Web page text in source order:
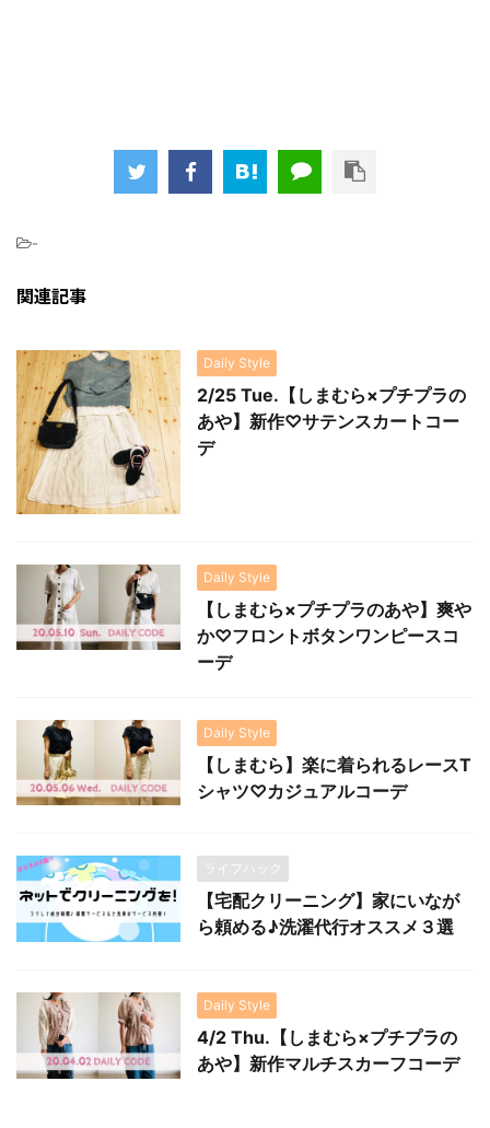
-
関連記事
Daily Style
2/25 Tue.【しまむら×プチプラの
あや】新作♡サテンスカートコー
デ
Daily Style
【しまむら×プチプラのあや】爽や
か♡フロントボタンワンピースコ
ーデ
Daily Style
【しまむら】楽に着られるレースT
シャツ♡カジュアルコーデ
ライフハック
【宅配クリーニング】家にいなが
ら頼める♪洗濯代行オススメ３選
Daily Style
4/2 Thu.【しまむら×プチプラの
あや】新作マルチスカーフコーデ